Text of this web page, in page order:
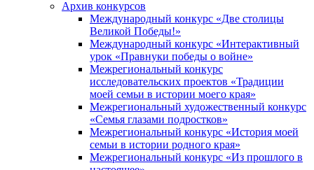
Архив конкурсов
Международный конкурс «Две столицы
Великой Победы!»
Международный конкурс «Интерактивный
урок «Правнуки победы о войне»
Межрегиональный конкурс
исследовательских проектов «Традиции
моей семьи в истории моего края»
Межрегиональный художественный конкурс
«Семья глазами подростков»
Межрегиональный конкурс «История моей
семьи в истории родного края»
Межрегиональный конкурс «Из прошлого в